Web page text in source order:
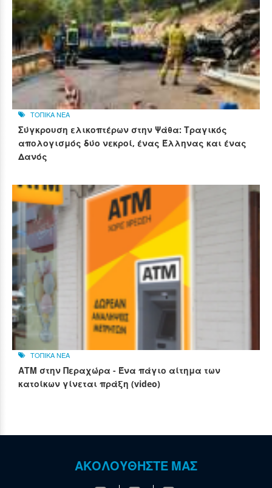
ΤΟΠΙΚΑ ΝΕΑ
Σύγκρουση ελικοπτέρων στην Ψάθα: Τραγικός
απολογισμός δύο νεκροί, ένας Έλληνας και ένας
Δανός
ΤΟΠΙΚΑ ΝΕΑ
ΑΤΜ στην Περαχώρα - Ένα πάγιο αίτημα των
κατοίκων γίνεται πράξη (video)
ΑΚΟΛΟΥΘΗΣΤΕ ΜΑΣ